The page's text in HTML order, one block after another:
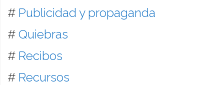
# Publicidad y propaganda
# Quiebras
# Recibos
# Recursos